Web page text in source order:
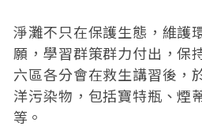
淨灘不只在保護生態，維護
願，學習群策群力付出，保
六區各分會在救生講習後，
洋污染物，包括寶特瓶、煙
等。